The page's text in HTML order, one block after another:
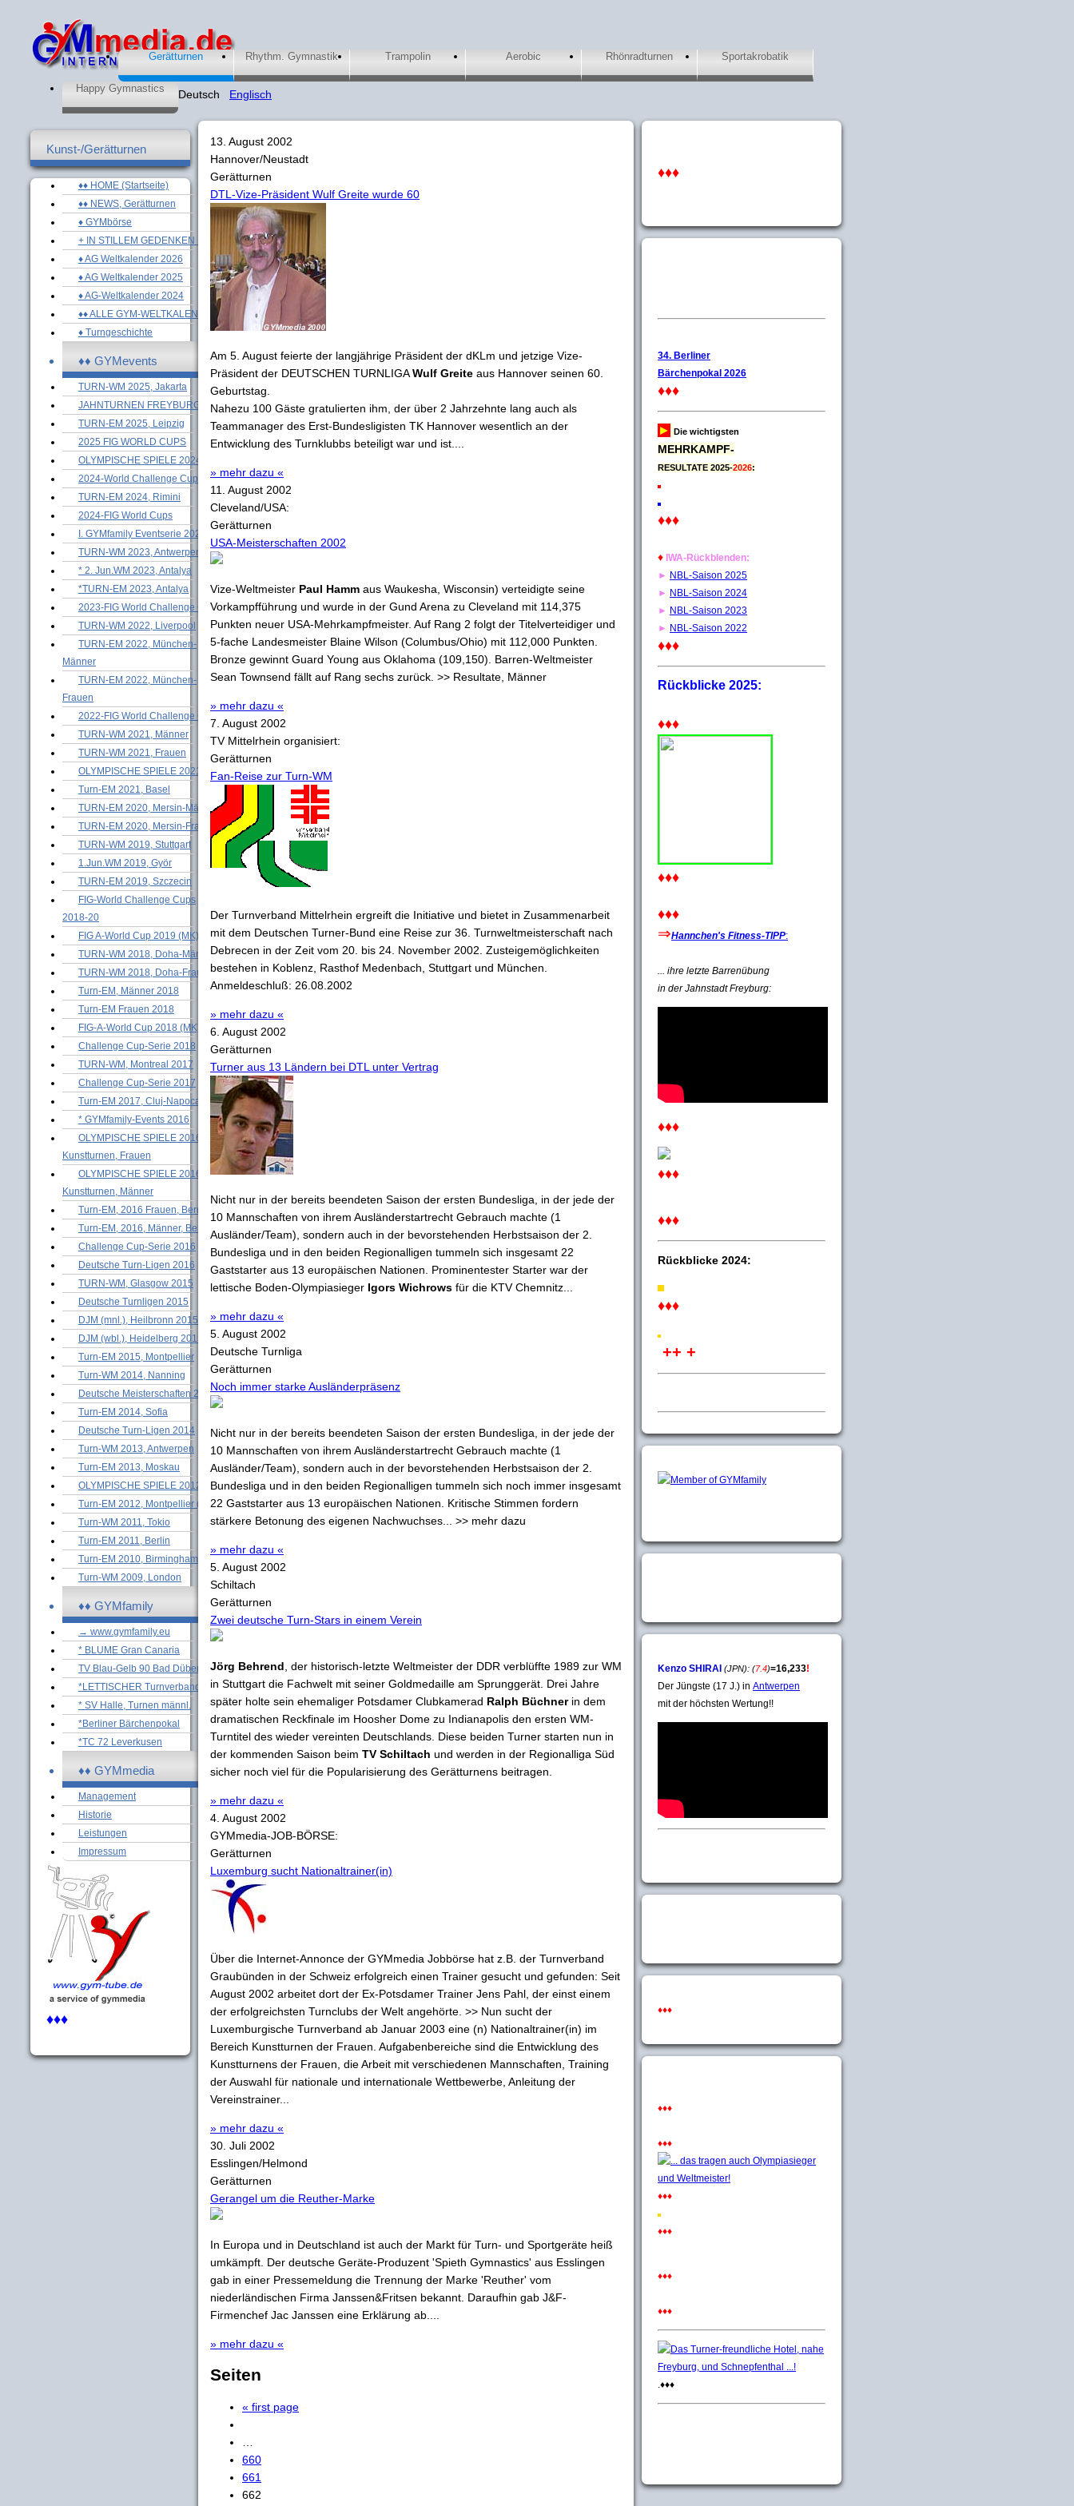
Gerätturnen Rhythm. Gymnastik Trampolin Aerobic Rhönradturnen Sportakrobatik
Happy Gymnastics Deutsch Englisch
Kunst-/Gerätturnen
♦♦ HOME (Startseite)
♦♦ NEWS, Gerätturnen
♦ GYMbörse
+ IN STILLEM GEDENKEN ...
♦ AG Weltkalender 2026
♦ AG Weltkalender 2025
♦ AG-Weltkalender 2024
♦♦ ALLE GYM-WELTKALENDER
♦ Turngeschichte
♦♦ GYMevents
TURN-WM 2025, Jakarta
JAHNTURNEN FREYBURG
TURN-EM 2025, Leipzig
2025 FIG WORLD CUPS
OLYMPISCHE SPIELE 2024
2024-World Challenge Cups
TURN-EM 2024, Rimini
2024-FIG World Cups
I. GYMfamily Eventserie 2024
TURN-WM 2023, Antwerpen
* 2. Jun.WM 2023, Antalya
*TURN-EM 2023, Antalya
2023-FIG World Challenge Cups
TURN-WM 2022, Liverpool
TURN-EM 2022, München-
Männer
TURN-EM 2022, München-
Frauen
2022-FIG World Challenge Cups
TURN-WM 2021, Männer
TURN-WM 2021, Frauen
OLYMPISCHE SPIELE 2021
Turn-EM 2021, Basel
TURN-EM 2020, Mersin-Männer
TURN-EM 2020, Mersin-Frauen
TURN-WM 2019, Stuttgart
1.Jun.WM 2019, Györ
TURN-EM 2019, Szczecin
FIG-World Challenge Cups
2018-20
FIG A-World Cup 2019 (MK)
TURN-WM 2018, Doha-Männer
TURN-WM 2018, Doha-Frauen
Turn-EM, Männer 2018
Turn-EM Frauen 2018
FIG-A-World Cup 2018 (MK)
Challenge Cup-Serie 2018
TURN-WM, Montreal 2017
Challenge Cup-Serie 2017
Turn-EM 2017, Cluj-Napoca
* GYMfamily-Events 2016
OLYMPISCHE SPIELE 2016 -
Kunstturnen, Frauen
OLYMPISCHE SPIELE 2016 -
Kunstturnen, Männer
Turn-EM, 2016 Frauen, Bern
Turn-EM, 2016, Männer, Bern
Challenge Cup-Serie 2016
Deutsche Turn-Ligen 2016
TURN-WM, Glasgow 2015
Deutsche Turnligen 2015
DJM (mnl.), Heilbronn 2015
DJM (wbl.), Heidelberg 2015
Turn-EM 2015, Montpellier
Turn-WM 2014, Nanning
Deutsche Meisterschaften 2014
Turn-EM 2014, Sofia
Deutsche Turn-Ligen 2014
Turn-WM 2013, Antwerpen
Turn-EM 2013, Moskau
OLYMPISCHE SPIELE 2012
Turn-EM 2012, Montpellier (M)
Turn-WM 2011, Tokio
Turn-EM 2011, Berlin
Turn-EM 2010, Birmingham (M)
Turn-WM 2009, London
♦♦ GYMfamily
→ www.gymfamily.eu
* BLUME Gran Canaria
TV Blau-Gelb 90 Bad Düben
*LETTISCHER Turnverband
* SV Halle, Turnen männl.
*Berliner Bärchenpokal
*TC 72 Leverkusen
♦♦ GYMmedia
Management
Historie
Leistungen
Impressum
♦♦♦
13. August 2002
Hannover/Neustadt
Gerätturnen
DTL-Vize-Präsident Wulf Greite wurde 60
Am 5. August feierte der langjährige Präsident der dKLm und jetzige Vize-
Präsident der DEUTSCHEN TURNLIGAWulf Greite aus Hannover seinen 60.
Geburtstag.
Nahezu 100 Gäste gratulierten ihm, der über 2 Jahrzehnte lang auch als
Teammanager des Erst-Bundesligisten TK Hannover wesentlich an der
Entwicklung des Turnklubbs beteiligt war und ist....
» mehr dazu «
11. August 2002
Cleveland/USA:
Gerätturnen
USA-Meisterschaften 2002
Vize-Weltmeister Paul Hamm aus Waukesha, Wisconsin) verteidigte seine
Vorkampfführung und wurde in der Gund Arena zu Cleveland mit 114,375
Punkten neuer USA-Mehrkampfmeister. Auf Rang 2 folgt der Titelverteidiger und
5-fache Landesmeister Blaine Wilson (Columbus/Ohio) mit 112,000 Punkten.
Bronze gewinnt Guard Young aus Oklahoma (109,150). Barren-Weltmeister
Sean Townsend fällt auf Rang sechs zurück. >> Resultate, Männer
» mehr dazu «
7. August 2002
TV Mittelrhein organisiert:
Gerätturnen
Fan-Reise zur Turn-WM
Der Turnverband Mittelrhein ergreift die Initiative und bietet in Zusammenarbeit
mit dem Deutschen Turner-Bund eine Reise zur 36. Turnweltmeisterschaft nach
Debrecen in der Zeit vom 20. bis 24. November 2002. Zusteigemöglichkeiten
bestehen in Koblenz, Rasthof Medenbach, Stuttgart und München.
Anmeldeschluß: 26.08.2002
» mehr dazu «
6. August 2002
Gerätturnen
Turner aus 13 Ländern bei DTL unter Vertrag
Nicht nur in der bereits beendeten Saison der ersten Bundesliga, in der jede der
10 Mannschaften von ihrem Ausländerstartrecht Gebrauch machte (1
Ausländer/Team), sondern auch in der bevorstehenden Herbstsaison der 2.
Bundesliga und in den beiden Regionalligen tummeln sich insgesamt 22
Gaststarter aus 13 europäischen Nationen. Prominentester Starter war der
lettische Boden-Olympiasieger Igors Wichrows für die KTV Chemnitz...
» mehr dazu «
5. August 2002
Deutsche Turnliga
Gerätturnen
Noch immer starke Ausländerpräsenz
Nicht nur in der bereits beendeten Saison der ersten Bundesliga, in der jede der
10 Mannschaften von ihrem Ausländerstartrecht Gebrauch machte (1
Ausländer/Team), sondern auch in der bevorstehenden Herbstsaison der 2.
Bundesliga und in den beiden Regionalligen tummeln sich noch immer insgesamt
22 Gaststarter aus 13 europäischen Nationen. Kritische Stimmen fordern
stärkere Betonung des eigenen Nachwuchses... >> mehr dazu
» mehr dazu «
5. August 2002
Schiltach
Gerätturnen
Zwei deutsche Turn-Stars in einem Verein
Jörg Behrend , der historisch-letzte Weltmeister der DDR verblüffte 1989 zur WM
in Stuttgart die Fachwelt mit seiner Goldmedaille am Sprunggerät. Drei Jahre
später holte sein ehemaliger Potsdamer Clubkamerad Ralph Büchnerin dem
dramatischen Reckfinale im Hoosher Dome zu Indianapolis den ersten WM-
Turntitel des wieder vereinten Deutschlands. Diese beiden Turner starten nun in
der kommenden Saison beim TV Schiltach und werden in der Regionalliga Süd
sicher noch viel für die Popularisierung des Gerätturnens beitragen.
» mehr dazu «
4. August 2002
GYMmedia-JOB-BÖRSE:
Gerätturnen
Luxemburg sucht Nationaltrainer(in)
Über die Internet-Annonce der GYMmedia Jobbörse hat z.B. der Turnverband
Graubünden in der Schweiz erfolgreich einen Trainer gesucht und gefunden: Seit
August 2002 arbeitet dort der Ex-Potsdamer Trainer Jens Pahl, der einst einem
der erfolgreichsten Turnclubs der Welt angehörte. >> Nun sucht der
Luxemburgische Turnverband ab Januar 2003 eine (n) Nationaltrainer(in) im
Bereich Kunstturnen der Frauen. Aufgabenbereiche sind die Entwicklung des
Kunstturnens der Frauen, die Arbeit mit verschiedenen Mannschaften, Training
der Auswahl für nationale und internationale Wettbewerbe, Anleitung der
Vereinstrainer...
» mehr dazu «
30. Juli 2002
Esslingen/Helmond
Gerätturnen
Gerangel um die Reuther-Marke
In Europa und in Deutschland ist auch der Markt für Turn- und Sportgeräte heiß
umkämpft. Der deutsche Geräte-Produzent 'Spieth Gymnastics' aus Esslingen
gab in einer Pressemeldung die Trennung der Marke 'Reuther' vom
niederländischen Firma Janssen&Fritsen bekannt. Daraufhin gab J&F-
Firmenchef Jac Janssen eine Erklärung ab....
» mehr dazu «
Seiten
« first page
660
661
662
♦♦♦
34. Berliner
Bärchenpokal 2026
♦♦♦
► Die wichtigsten
MEHRKAMPF-
RESULTATE 2025-2026:
♦♦♦
♦ IWA-Rückblenden:
► NBL-Saison 2025
► NBL-Saison 2024
► NBL-Saison 2023
► NBL-Saison 2022
♦♦♦
Rückblicke 2025:
♦♦♦
♦♦♦
♦♦♦
⇒Hannchen's Fitness-TIPP:
... ihre letzte Barrenübung
in der Jahnstadt Freyburg:
♦♦♦
♦♦♦
♦♦♦
Rückblicke 2024:
♦♦♦
++ +
Kenzo SHIRAI (JPN): (7.4)=16,233!
Der Jüngste (17 J.) in Antwerpen
mit der höchsten Wertung!!
♦♦♦
♦♦♦
♦♦♦
♦♦♦
♦♦♦
♦♦♦
♦♦♦
.♦♦♦